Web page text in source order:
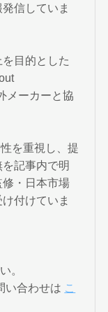
信していま
目的とした
メーカーと協
を重視し、提
記事内で明
・日本市場
付けていま
。
い合わせは こ